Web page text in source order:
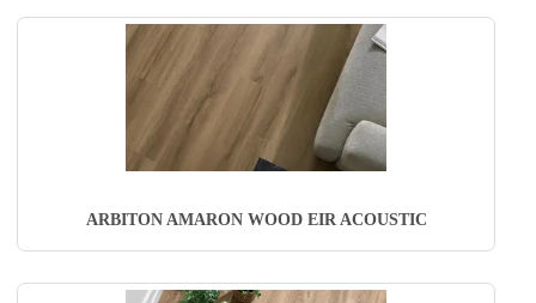
ARBITON AMARON WOOD EIR ACOUSTIC